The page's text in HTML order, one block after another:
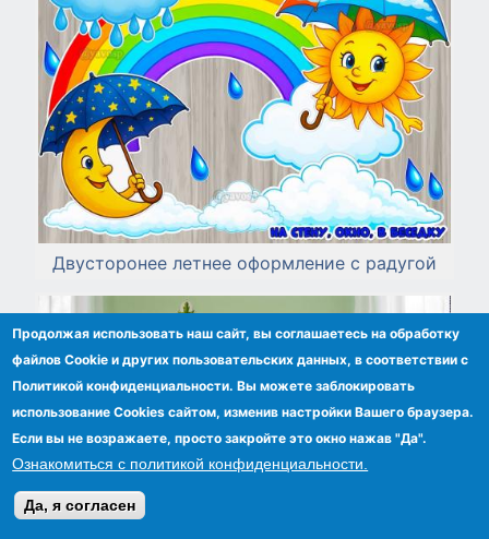
Двусторонее летнее оформление с радугой
Продолжая использовать наш сайт, вы соглашаетесь на обработку
файлов Сookie и других пользовательских данных, в соответствии с
Политикой конфиденциальности. Вы можете заблокировать
использование Cookies сайтом, изменив настройки Вашего браузера.
Если вы не возражаете, просто закройте это окно нажав "Да".
Ознакомиться с политикой конфиденциальности.
Да, я согласен